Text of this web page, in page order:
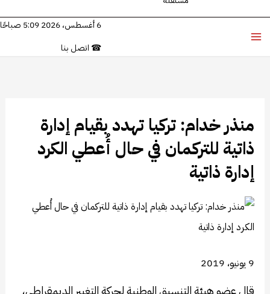
6 أغسطس، 2026 5:09 صباحًا
☎ اتصل بنا
منذر خدام: تركيا تهدد بقيام إدارة
ذاتية للتركمان في حال أُعطي الكرد
إدارة ذاتية
9 يونيو، 2019